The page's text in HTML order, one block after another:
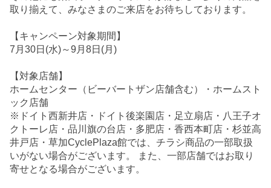
取り揃えて、みなさまのご来店をお待ちしております。
【キャンペーン対象期間】
7月30日(水)～9月8日(月)
【対象店舗】
ホームセンター（ビーバートザン店舗含む）・ホームスト
ック店舗
※ドイト西新井店・ドイト後楽園店・足立扇店・八王子オ
クトーレ店・品川旗の台店・多肥店・香西本町店・杉並高
井戸店・草加CyclePlaza館では、チラシ商品の一部取扱
いがない場合がございます。 また、一部店舗ではお取り
寄せとなる場合がございます。